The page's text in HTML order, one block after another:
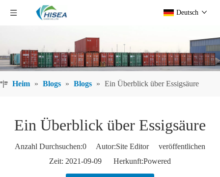
Deutsch
Heim » Blogs » Blogs » Ein Überblick über Essigsäure
Ein Überblick über Essigsäure
Anzahl Durchsuchen:0 Autor:Site Editor veröffentlichen
Zeit: 2021-09-09 Herkunft:Powered